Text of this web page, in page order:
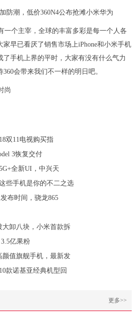
一个主宰，全球的丰富多彩是每一个人各
早已看厌了销售市场上iPhone和小米手机
了手机上界的平时，大家有没有什么气力
会带来我们不一样的明日吧。
尚
双11电视购买指
3恢复交付
全新UI，中兴天
些手机是你的不二之选
布时间，骁龙865
大卸八块，小米首款拆
亿果粉
颜值旗舰手机，最新发
款诺基亚经典机型回
更多>>